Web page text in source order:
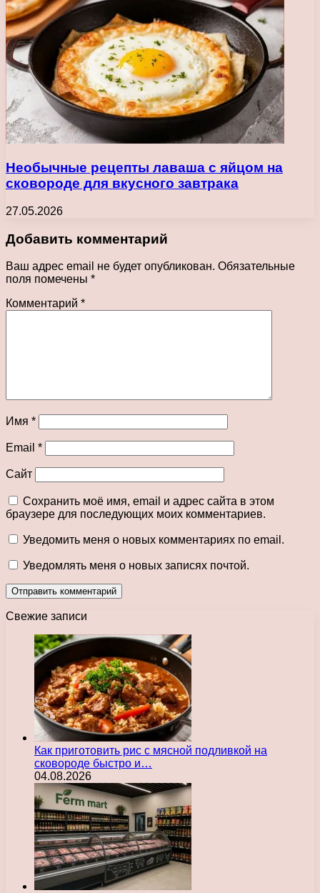
Необычные рецепты лаваша с яйцом на
сковороде для вкусного завтрака
27.05.2026
Добавить комментарий
Ваш адрес email не будет опубликован. Обязательные
поля помечены *
Комментарий *
Имя *
Email *
Сайт
Сохранить моё имя, email и адрес сайта в этом
браузере для последующих моих комментариев.
Уведомить меня о новых комментариях по email.
Уведомлять меня о новых записях почтой.
Свежие записи
Как приготовить рис с мясной подливкой на
сковороде быстро и…
04.08.2026